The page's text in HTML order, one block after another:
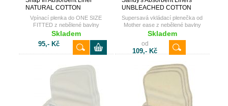
NATURAL COTTON
Vpínací plenka do ONE SIZE
FITTED z nebělené bavlny
Skladem
95,- Kč
UNBLEACHED COTTON
Supersavá vkládací plenečka od
Mother ease z nebělené bavlny
Skladem
od
109,- Kč